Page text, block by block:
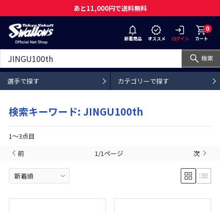
あと11,000円で送料無料
新着商品 オススメ ログイン
0
カート
検索
選手で探す カテゴリーで探す
検索キーワード: JINGU100th
1〜3点目
前
1/1ページ 次